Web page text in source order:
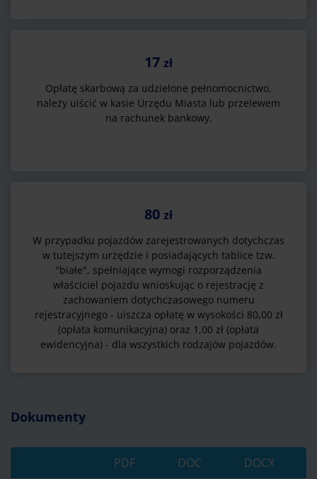
80 zł
W przypadku pojazdów zarejestrowanych dotychczas
w tutejszym urzędzie i posiadających tablice tzw.
"białe", spełniające wymogi rozporządzenia
właściciel pojazdu wnioskując o rejestrację z
zachowaniem dotychczasowego numeru
rejestracyjnego - uiszcza opłatę w wysokości 80,00 zł
(opłata komunikacyjna) oraz 1,00 zł (opłata
ewidencyjna) - dla wszystkich rodzajów pojazdów.
17 zł
Opłatę skarbową za udzielone pełnomocnictwo,
należy uiścić w kasie Urzędu Miasta lub przelewem
na rachunek bankowy.
Dokumenty
PDF DOC DOCX